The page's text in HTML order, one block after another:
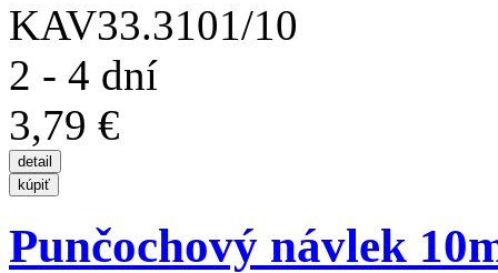
KAV33.3101/10
2 - 4 dní
3,79 €
Punčochový návlek